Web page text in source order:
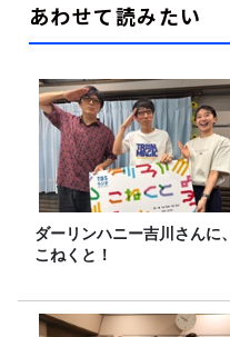
あわせて読みたい
ダーリンハニー吉川さんに、
こねくと！